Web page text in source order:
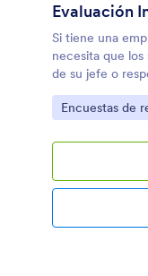
Si tiene una
necesita que
de su jefe o
servirá como
Go to
Encuestas de